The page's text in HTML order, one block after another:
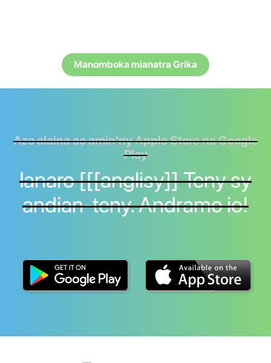
Manomboka mianatra Grika
Azo alaina ao amin'ny Apple Store na Google
Play
Ianaro [[[anglisy]] Teny sy
andian-teny. Andramo io!